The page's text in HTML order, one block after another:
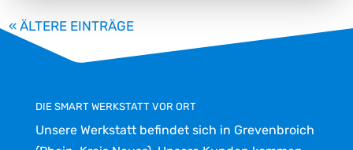
« ÄLTERE EINTRÄGE
DIE SMART WERKSTATT VOR ORT
Unsere Werkstatt befindet sich in Grevenbroich